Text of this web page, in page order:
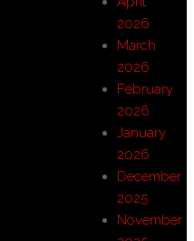
2026
March
2026
February
2026
January
2026
December
2025
November